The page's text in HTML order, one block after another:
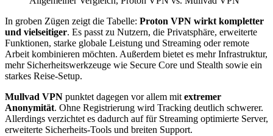
In groben Zügen zeigt die Tabelle: Proton VPN wirkt kompletter
und vielseitiger. Es passt zu Nutzern, die Privatsphäre, erweiterte
Funktionen, starke globale Leistung und Streaming oder remote
Arbeit kombinieren möchten. Außerdem bietet es mehr Infrastruktur,
mehr Sicherheitswerkzeuge wie Secure Core und Stealth sowie ein
starkes Reise-Setup.
Mullvad VPN punktet dagegen vor allem mitextremer
Anonymität. Ohne Registrierung wird Tracking deutlich schwerer.
Allerdings verzichtet es dadurch auf für Streaming optimierte Server,
erweiterte Sicherheits-Tools und breiten Support.